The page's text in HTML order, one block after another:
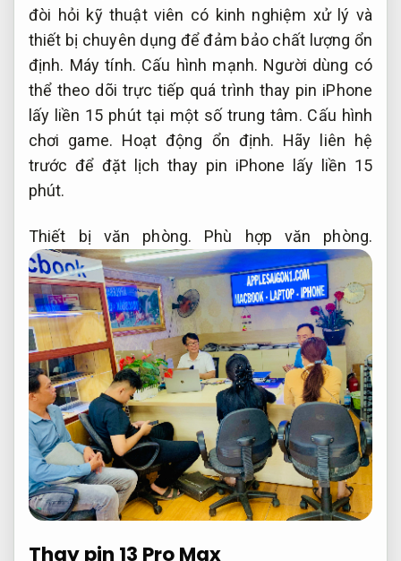
đòi hỏi kỹ thuật viên có kinh nghiệm xử lý và
thiết bị chuyên dụng để đảm bảo chất lượng ổn
định. Máy tính. Cấu hình mạnh. Người dùng có
thể theo dõi trực tiếp quá trình thay pin iPhone
lấy liền 15 phút tại một số trung tâm. Cấu hình
chơi game. Hoạt động ổn định. Hãy liên hệ
trước để đặt lịch thay pin iPhone lấy liền 15
phút.
Thiết bị văn phòng. Phù hợp văn phòng.
Thay pin 13 Pro Max